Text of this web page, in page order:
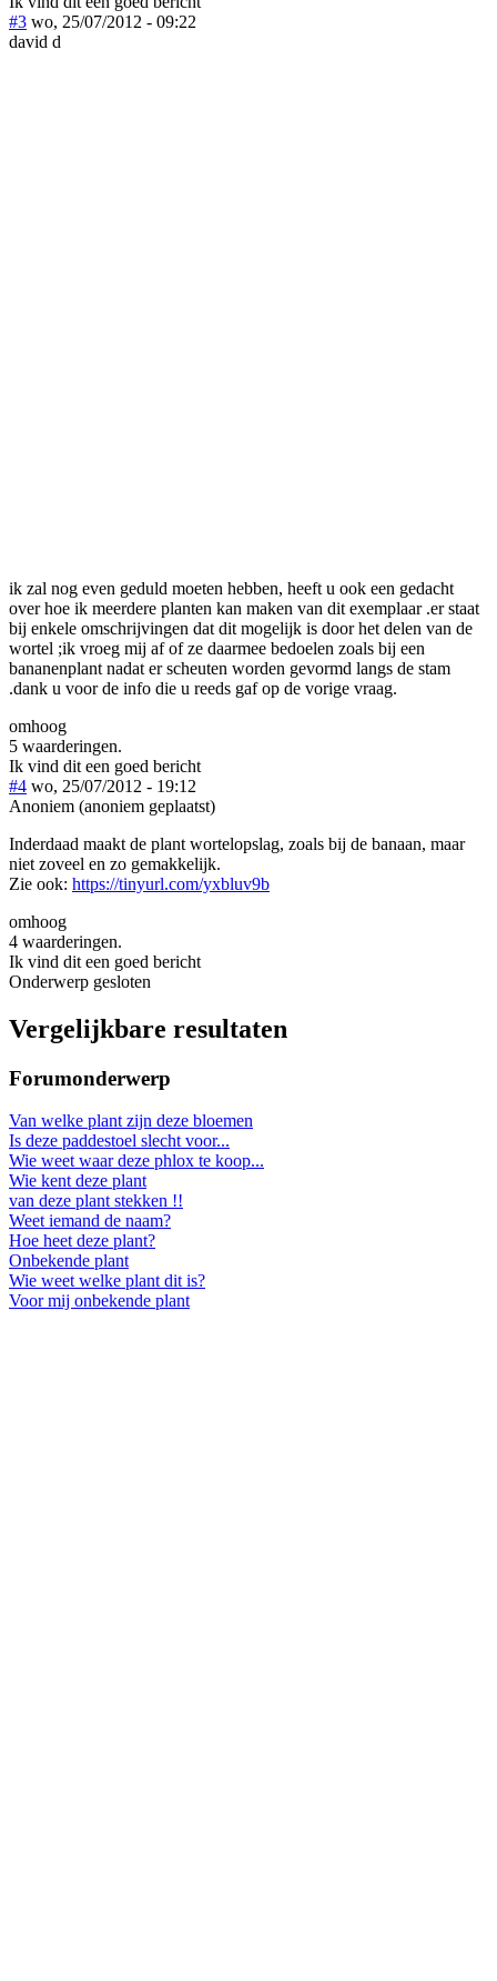
#3 wo, 25/07/2012 - 09:22
david d
ik zal nog even geduld moeten hebben, heeft u ook een gedacht
over hoe ik meerdere planten kan maken van dit exemplaar .er staat
bij enkele omschrijvingen dat dit mogelijk is door het delen van de
wortel ;ik vroeg mij af of ze daarmee bedoelen zoals bij een
bananenplant nadat er scheuten worden gevormd langs de stam
.dank u voor de info die u reeds gaf op de vorige vraag.
omhoog
5 waarderingen.
Ik vind dit een goed bericht
#4 wo, 25/07/2012 - 19:12
Anoniem (anoniem geplaatst)
Inderdaad maakt de plant wortelopslag, zoals bij de banaan, maar
niet zoveel en zo gemakkelijk.
Zie ook: https://tinyurl.com/yxbluv9b
omhoog
4 waarderingen.
Ik vind dit een goed bericht
Onderwerp gesloten
Vergelijkbare resultaten
Forumonderwerp
Van welke plant zijn deze bloemen
Is deze paddestoel slecht voor...
Wie weet waar deze phlox te koop...
Wie kent deze plant
van deze plant stekken !!
Weet iemand de naam?
Hoe heet deze plant?
Onbekende plant
Wie weet welke plant dit is?
Voor mij onbekende plant